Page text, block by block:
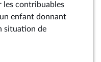
les contribuables
enfant donnant
situation de